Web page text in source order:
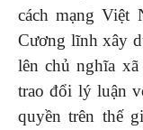
cách mạng Việt
Cương lĩnh xây
lên chủ nghĩa
trao đổi lý luận
quyền trên thế